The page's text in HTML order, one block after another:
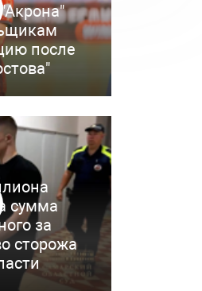
после
сумма
за
сторожа